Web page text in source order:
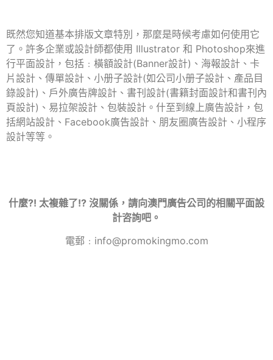
既然您知道基本排版文章特別，那麼是時候考慮如何使用它
了。許多企業或設計師都使用 Illustrator 和 Photoshop來進
行平面設計，包括﹕橫額設計(Banner設計)、海報設計、卡
片設計、傳單設計、小册子設計(如公司小册子設計、產品目
錄設計) 、戶外廣告牌設計、書刊設計(書籍封面設計和書刊內
頁設計)、易拉架設計、包裝設計。什至到線上廣告設計，包
括網站設計、Facebook廣告設計、朋友圈廣告設計、小程序
設計等等。
什麼?! 太複雜了!? 沒關係，請向澳門廣告公司的相關平面設
計咨詢吧。
電郵﹕info@promokingmo.com